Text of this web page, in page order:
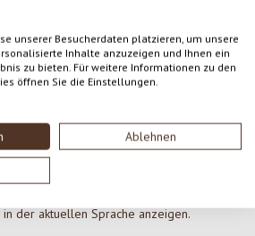
unserer Besucherdaten platzieren, um unsere
Inhalte anzuzeigen und Ihnen ein
zu bieten. Für weitere Informationen zu den
öffnen Sie die Einstellungen.
Ablehnen
von 0 von 5 Sternen
ab!
der aktuellen Sprache anzeigen.